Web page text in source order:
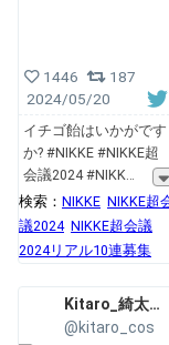
1446
187
2024/05/20
イチゴ飴はいかがです
か? #NIKKE #NIKKE超
会議2024 #NIKK
検索： NIKKE NIKKE超
議2024 NIKKE超会議
2024リアル10連募集
Kitaro_綺太郎✨💞
@kitaro_cos